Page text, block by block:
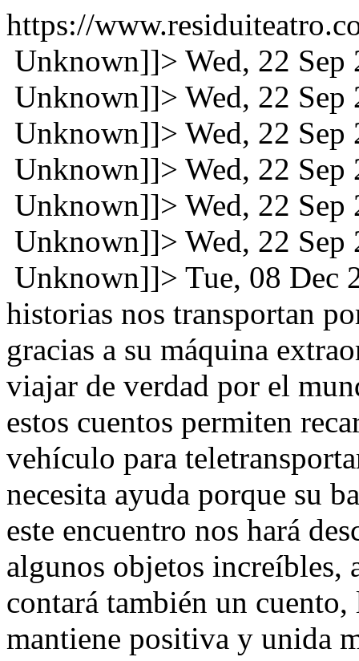
https://
Unknown]]> Wed, 22
Unknown]]> Wed, 22
Unknown]]> Wed, 22
Unknown]]> Wed, 22
Unknown]]> Wed, 22
Unknown]]> Wed, 22
Unknown]]> Tue, 08 Dec
historias nos transportan
gracias a su máquina
viajar de verdad por el
estos cuentos permiten
vehículo para
necesita ayuda porque su
este encuentro nos hará
algunos objetos increíbles,
contará también un
mantiene positiva y unida